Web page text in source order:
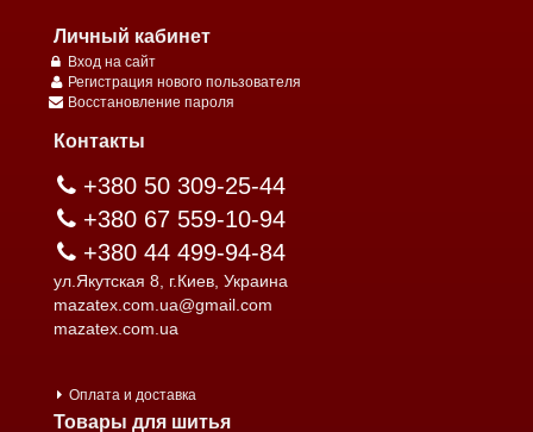
Личный кабинет
Вход на сайт
Регистрация нового пользователя
Восстановление пароля
Контакты
+380 50 309-25-44
+380 67 559-10-94
+380 44 499-94-84
ул.Якутская 8, г.Киев, Украина
mazatex.com.ua@gmail.com
mazatex.com.ua
Оплата и доставка
Товары для шитья